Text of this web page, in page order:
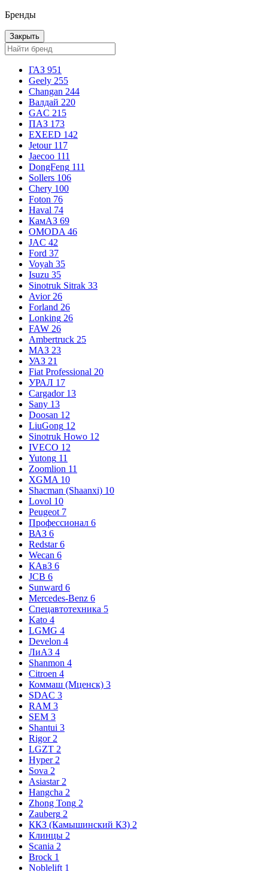
Бренды
Закрыть
ГАЗ 951
Geely 255
Changan 244
Валдай 220
GAC 215
ПАЗ 173
EXEED 142
Jetour 117
Jaecoo 111
DongFeng 111
Sollers 106
Chery 100
Foton 76
Haval 74
КамАЗ 69
OMODA 46
JAC 42
Ford 37
Voyah 35
Isuzu 35
Sinotruk Sitrak 33
Avior 26
Forland 26
Lonking 26
FAW 26
Ambertruck 25
МАЗ 23
УАЗ 21
Fiat Professional 20
УРАЛ 17
Cargador 13
Sany 13
Doosan 12
LiuGong 12
Sinotruk Howo 12
IVECO 12
Yutong 11
Zoomlion 11
XGMA 10
Shacman (Shaanxi) 10
Lovol 10
Peugeot 7
Профессионал 6
ВАЗ 6
Redstar 6
Wecan 6
КАвЗ 6
JCB 6
Sunward 6
Mercedes-Benz 6
Спецавтотехника 5
Kato 4
LGMG 4
Develon 4
ЛиАЗ 4
Shanmon 4
Citroen 4
Коммаш (Мценск) 3
SDAC 3
RAM 3
SEM 3
Shantui 3
Rigor 2
LGZT 2
Hyper 2
Sova 2
Asiastar 2
Hangcha 2
Zhong Tong 2
Zauberg 2
ККЗ (Камышинский КЗ) 2
Клинцы 2
Scania 2
Brock 1
Noblelift 1